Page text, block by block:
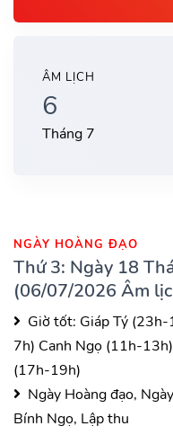
ÂM LỊCH
6
Tháng 7
NGÀY HOÀNG ĐẠO
Thứ 3: Ngày 18
(06/07/2026 Âm
Giờ tốt: Giáp Tý (23h-
7h) Canh Ngọ (11h-13h)
(17h-19h)
Ngày Hoàng đạo,
Bính Ngọ, Lập thu